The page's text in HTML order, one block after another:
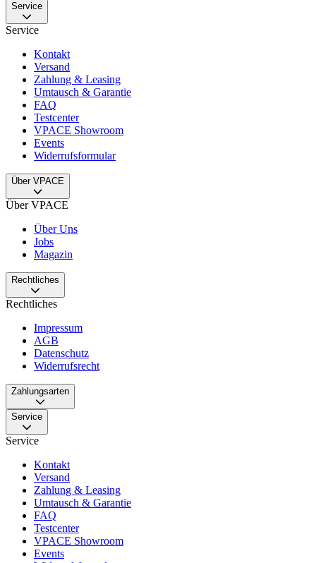
Service
Service
Kontakt
Versand
Zahlung & Leasing
Umtausch & Garantie
FAQ
Testcenter
VPACE Showroom
Events
Widerrufsformular
Über VPACE
Über VPACE
Über Uns
Jobs
Magazin
Rechtliches
Rechtliches
Impressum
AGB
Datenschutz
Widerrufsrecht
Zahlungsarten
Service
Service
Kontakt
Versand
Zahlung & Leasing
Umtausch & Garantie
FAQ
Testcenter
VPACE Showroom
Events